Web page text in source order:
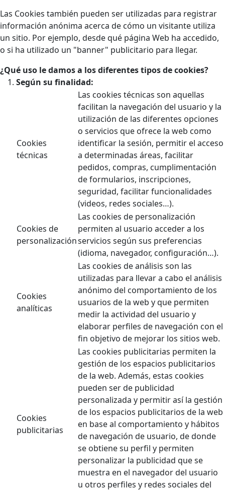
Las Cookies también pueden ser utilizadas para registrar
información anónima acerca de cómo un visitante utiliza
un sitio. Por ejemplo, desde qué página Web ha accedido,
o si ha utilizado un "banner" publicitario para llegar.
¿Qué uso le damos a los diferentes tipos de cookies?
Según su finalidad:
Cookies
técnicas
Las cookies técnicas son aquellas
facilitan la navegación del usuario y la
utilización de las diferentes opciones
o servicios que ofrece la web como
identificar la sesión, permitir el acceso
a determinadas áreas, facilitar
pedidos, compras, cumplimentación
de formularios, inscripciones,
seguridad, facilitar funcionalidades
(videos, redes sociales…).
Cookies de
personalización
Las cookies de personalización
permiten al usuario acceder a los
servicios según sus preferencias
(idioma, navegador, configuración…).
Cookies
analíticas
Las cookies de análisis son las
utilizadas para llevar a cabo el análisis
anónimo del comportamiento de los
usuarios de la web y que permiten
medir la actividad del usuario y
elaborar perfiles de navegación con el
fin objetivo de mejorar los sitios web.
Cookies
publicitarias
Las cookies publicitarias permiten la
gestión de los espacios publicitarios
de la web. Además, estas cookies
pueden ser de publicidad
personalizada y permitir así la gestión
de los espacios publicitarios de la web
en base al comportamiento y hábitos
de navegación de usuario, de donde
se obtiene su perfil y permiten
personalizar la publicidad que se
muestra en el navegador del usuario
u otros perfiles y redes sociales del